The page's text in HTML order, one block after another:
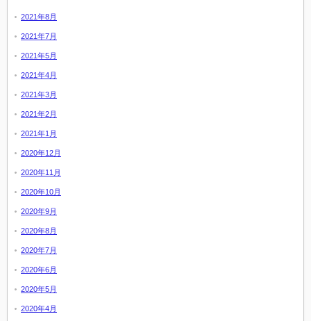
2021年8月
2021年7月
2021年5月
2021年4月
2021年3月
2021年2月
2021年1月
2020年12月
2020年11月
2020年10月
2020年9月
2020年8月
2020年7月
2020年6月
2020年5月
2020年4月